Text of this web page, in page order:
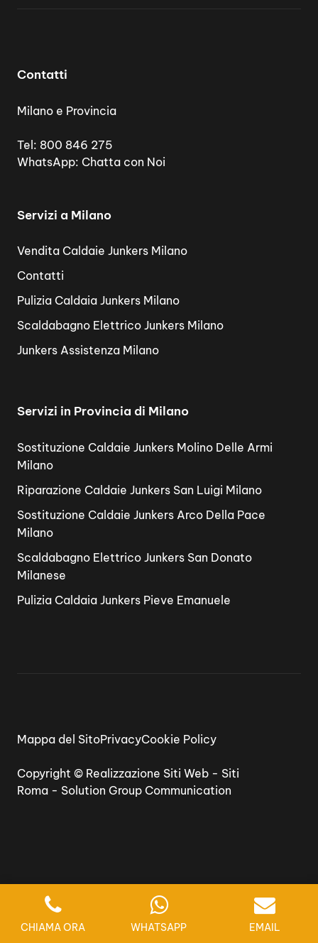
Contatti
Milano e Provincia
Tel: 800 846 275
WhatsApp: Chatta con Noi
Servizi a Milano
Vendita Caldaie Junkers Milano
Contatti
Pulizia Caldaia Junkers Milano
Scaldabagno Elettrico Junkers Milano
Junkers Assistenza Milano
Servizi in Provincia di Milano
Sostituzione Caldaie Junkers Molino Delle Armi
Milano
Riparazione Caldaie Junkers San Luigi Milano
Sostituzione Caldaie Junkers Arco Della Pace
Milano
Scaldabagno Elettrico Junkers San Donato
Milanese
Pulizia Caldaia Junkers Pieve Emanuele
Copyright © Realizzazione Siti Web - Siti
Roma - Solution Group Communication
Mappa del SitoPrivacyCookie Policy
CHIAMA ORA WHATSAPP EMAIL